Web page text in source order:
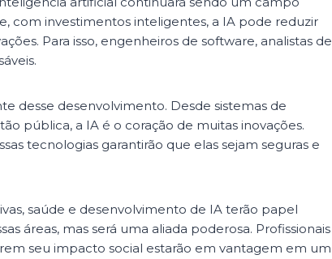
com investimentos inteligentes, a IA pode reduzir
Para isso, engenheiros de software, analistas de
desse desenvolvimento. Desde sistemas de
pública, a IA é o coração de muitas inovações.
tecnologias garantirão que elas sejam seguras e
saúde e desenvolvimento de IA terão papel
áreas, mas será uma aliada poderosa. Profissionais
seu impacto social estarão em vantagem em um